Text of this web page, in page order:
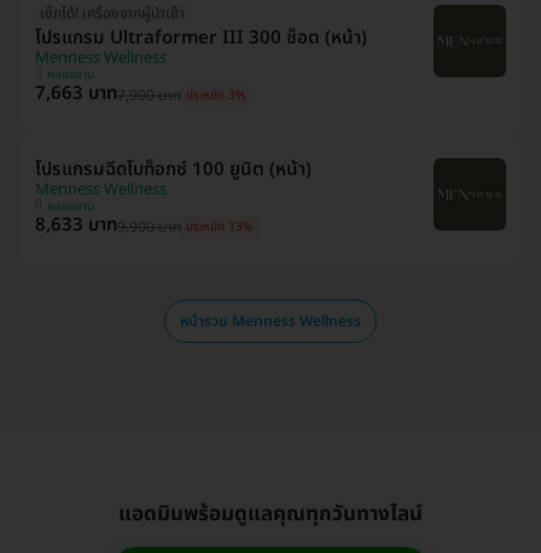
เช็กได้! เครื่องจากผู้นำเข้า
โปรแกรม Ultraformer III 300 ช็อต (หน้า)
Menness Wellness
คลองสาน
7,663 บาท7,900 บาท ประหยัด 3%
โปรแกรมฉีดโบท็อกซ์ 100 ยูนิต (หน้า)
Menness Wellness
คลองสาน
8,633 บาท9,900 บาท ประหยัด 13%
หน้ารวม Menness Wellness
แอดมินพร้อมดูแลคุณทุกวันทางไลน์